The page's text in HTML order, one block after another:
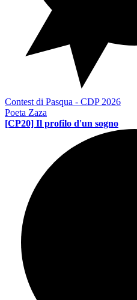
Contest di Pasqua - CDP 2026
Poeta Zaza
[CP20] Il profilo d'un sogno